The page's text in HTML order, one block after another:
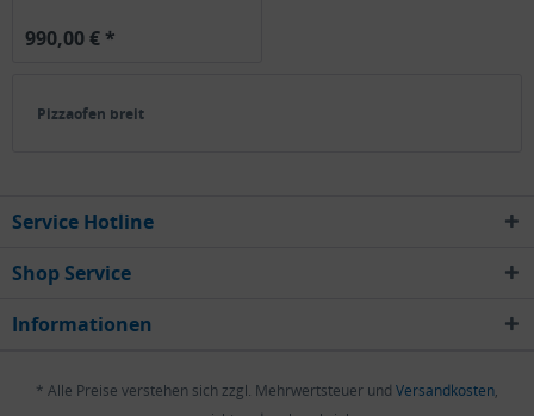
990,00 € *
Pizzaofen breit
Service Hotline
Shop Service
Informationen
* Alle Preise verstehen sich zzgl. Mehrwertsteuer und Versandkosten,